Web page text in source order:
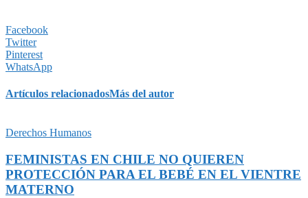
Facebook
Twitter
Pinterest
WhatsApp
Artículos relacionadosMás del autor
Derechos Humanos
FEMINISTAS EN CHILE NO QUIEREN
PROTECCIÓN PARA EL BEBÉ EN EL VIENTRE
MATERNO